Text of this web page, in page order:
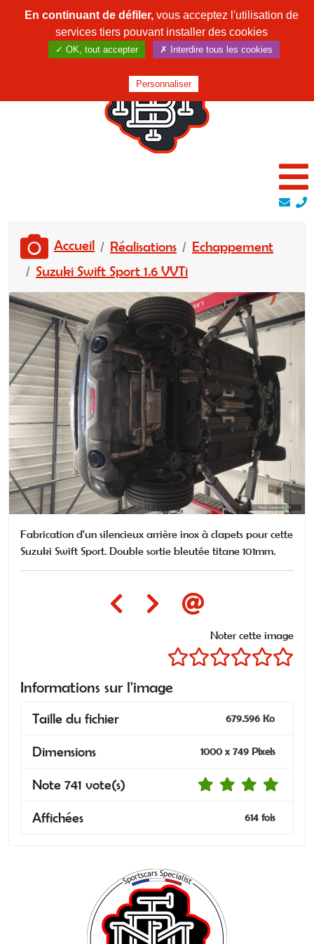
Accueil Réalisations
Echappement
Suzuki Swift Sport 1.6 VVTi
Fabrication d'un silencieux arrière inox à clapets pour cette
Suzuki Swift Sport. Double sortie bleutée titane 101mm.
Noter cette image
Informations sur l'image
Taille du fichier 679.596 Ko
Dimensions 1000 x 749 Pixels
Note 741 vote(s)
Affichées 614 fois
En continuant de défiler,vous acceptez l'utilisation de
services tiers pouvant installer des cookies
✓ OK, tout accepter ✗ Interdire tous les cookies
Personnaliser